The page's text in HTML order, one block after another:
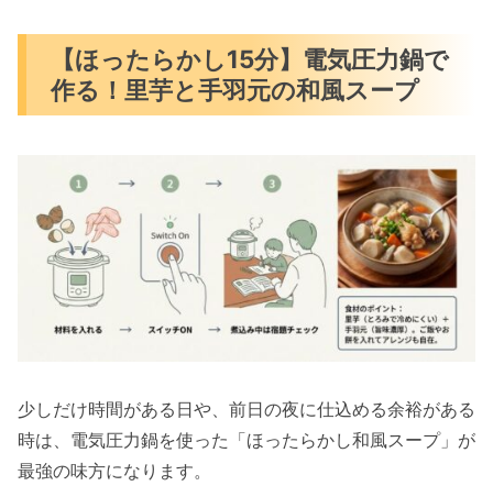
【ほったらかし15分】電気圧力鍋で
作る！里芋と手羽元の和風スープ
少しだけ時間がある日や、前日の夜に仕込める余裕がある
時は、電気圧力鍋を使った「ほったらかし和風スープ」が
最強の味方になります。